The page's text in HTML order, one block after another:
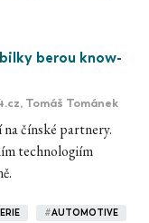
berou know-
, Tomáš Tománek
čínské partnery.
technologiím
#AUTOMOTIVE